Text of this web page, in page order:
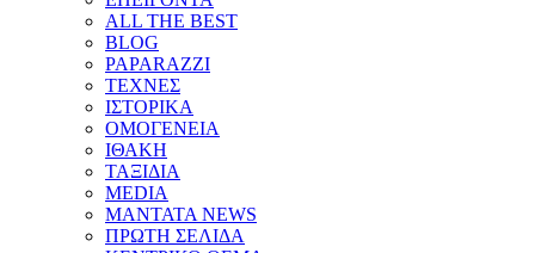
ALL THE BEST
BLOG
PAPARAZZI
ΤΕΧΝΕΣ
ΙΣΤΟΡΙΚΑ
ΟΜΟΓΕΝΕΙΑ
ΙΘΑΚΗ
ΤΑΞΙΔΙΑ
MEDIA
MANTATA NEWS
ΠΡΩΤΗ ΣΕΛΙΔΑ